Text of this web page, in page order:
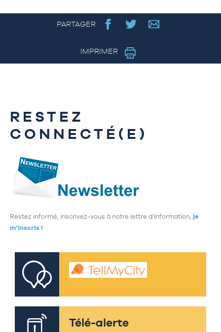
PARTAGER
IMPRIMER
RESTEZ
CONNECTÉ(E)
Restez informé, inscrivez-vous à notre lettre d’information, je
m’inscris !
Télé-alerte